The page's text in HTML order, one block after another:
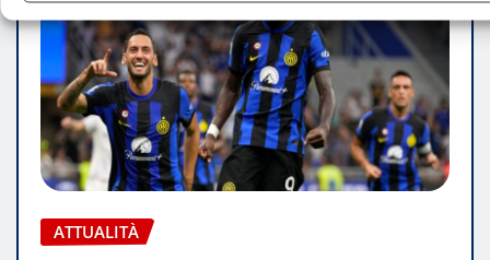
ATTUALITÀ